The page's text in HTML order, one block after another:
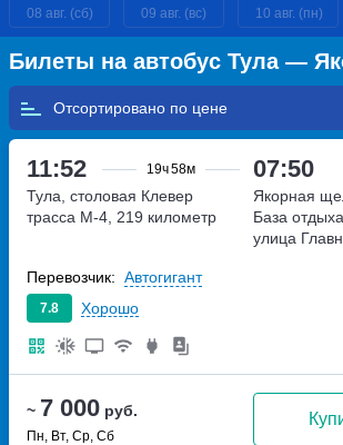
08 авг. (сб)
09 авг. (вс)
10 авг. (пн)
Билеты на автобус Тула —
Отсортировано по
11:52 19ч58м 07:50
~ 7 000 руб.
Пн, Вт, Ср, Сб
Тула, столовая Клевер
трасса М-4, 219 километр
Якорная
База
улица
7.8 Хорошо
Перевозчик: Автогигант